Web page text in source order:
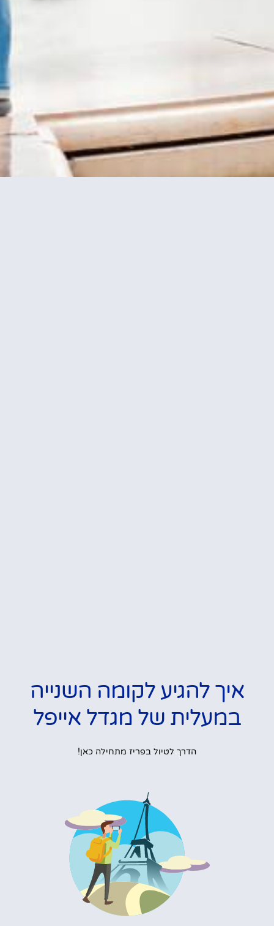
איך להגיע לקומה השנייה
במעלית של מגדל אייפל
הדרך לטיול בפריז מתחילה כאן!